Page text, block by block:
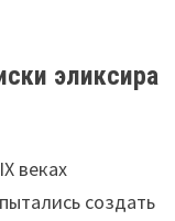
эликсира
веках
создать